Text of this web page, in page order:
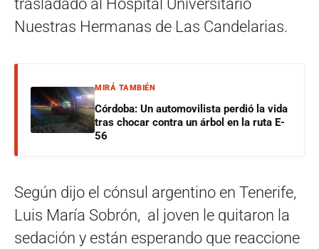
trasladado al Hospital Universitario
Nuestras Hermanas de Las Candelarias.
MIRÁ TAMBIÉN
Córdoba: Un automovilista perdió la vida
tras chocar contra un árbol en la ruta E-
56
Según dijo el cónsul argentino en Tenerife,
Luis María Sobrón, al joven le quitaron la
sedación y están esperando que reaccione